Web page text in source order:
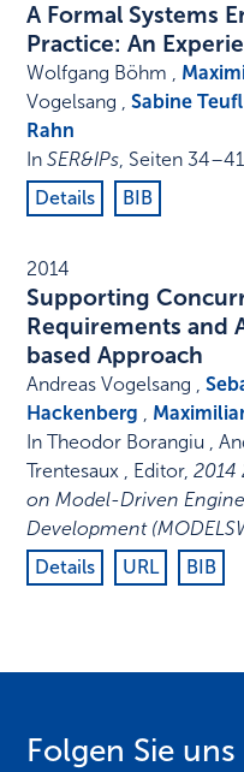
A Formal Systems
Practice: An
Wolfgang Böhm ,
Vogelsang ,Sabine Teufl
Rahn
InSER&IPs, Seiten 34–41
Details
BIB
2014
Supporting
Requirements and
based Approach
Andreas Vogelsang ,
Hackenberg ,
InTheodor Borangiu ,
Trentesaux , Editor,2014
on Model-Driven
Development
Details
URL BIB
Folgen Sie uns